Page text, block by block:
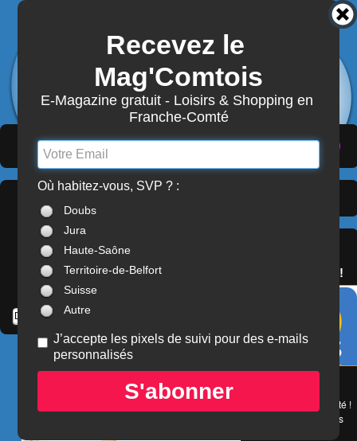
Franche-Comté
3851
7865
Abonnement Mag'Comtois
(ACTUALITÉS) (ANNUAIRE) (MON COMPTE )
Dernières Actualités >
Franche-Comté
JEUNE PUBLIC
CHASSE AUX
ZOEUFS'NIGMES
LE PASS'COMTOIS !
😉 LA carte de réduction
accessible à tous et valable
1 an entier en Franche-Comté !
👍 + de 350 Partenaires dans
Recevez le
Mag'Comtois
E-Magazine gratuit - Loisirs & Shopping en
Franche-Comté
Où habitez-vous, SVP ? :
Doubs
Jura
Haute-Saône
Territoire-de-Belfort
Suisse
Autre
J’accepte les pixels de suivi pour des e-mails
personnalisés
S'abonner